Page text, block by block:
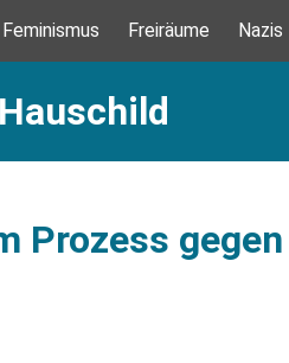
Feminismus Freiräume Nazis
Prozess gegen